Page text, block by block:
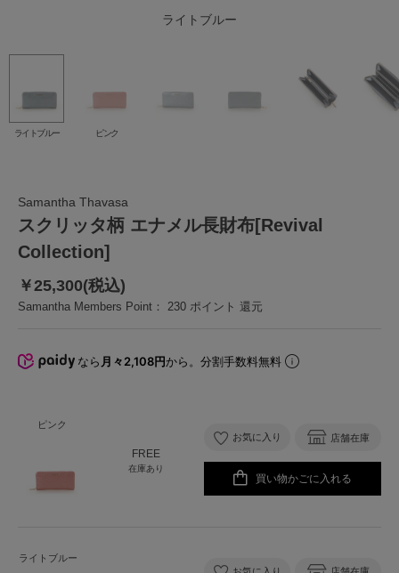
ライトブルー
ピンク
ライトブルー ピンク
Samantha Thavasa
スクリッタ柄 エナメル長財布[Revival
Collection]
￥25,300(税込)
Samantha Members Point： 230 ポイント 還元
なら 月々2,108円から。分割手数料無料
ピンク
FREE
在庫あり
お気に入り 店舗在庫
買い物かごに入れる
ライトブルー